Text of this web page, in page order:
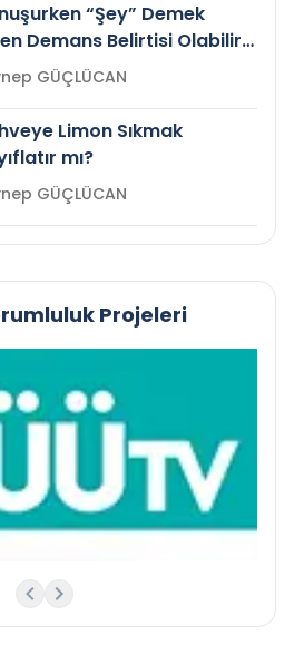
“Şey” Demek
Demans Belirtisi Olabilir
Zeynep GÜÇLÜCAN
Limon Sıkmak
mı?
Zeynep GÜÇLÜCAN
Projeleri